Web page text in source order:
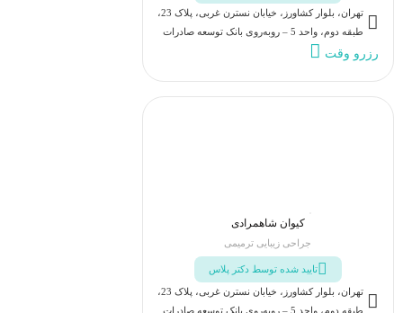
تهران، بلوار کشاورز، خیابان نسترن غربی، پلاک 23،
طبقه دوم، واحد 5 – روبه‌روی بانک توسعه صادرات
رزرو وقت
کیوان شاهمرادی
جراحی زیبایی ترمیمی
تایید شده توسط دکتر پلاس
تهران، بلوار کشاورز، خیابان نسترن غربی، پلاک 23،
طبقه دوم، واحد 5 – روبه‌روی بانک توسعه صادرات